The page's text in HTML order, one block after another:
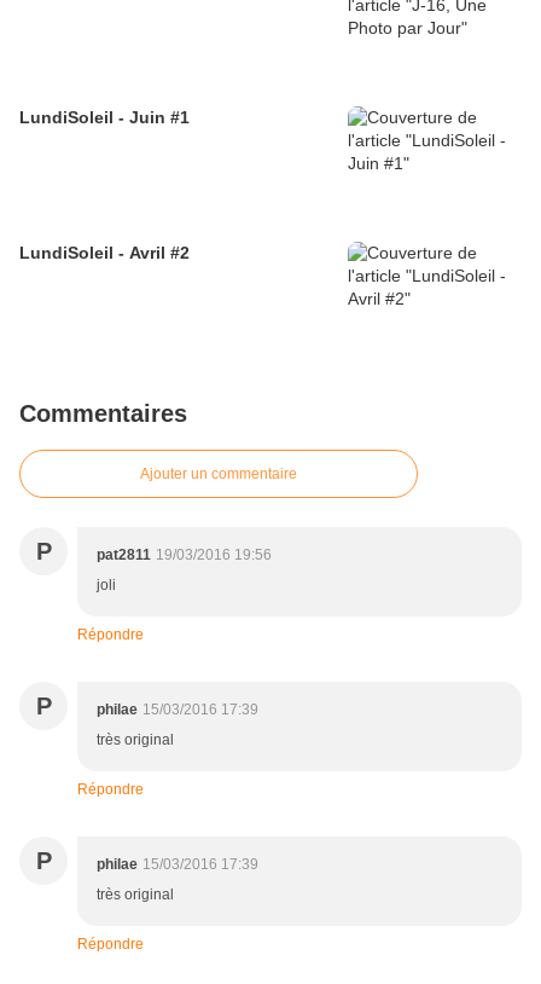
LundiSoleil - Juin #1
LundiSoleil - Avril #2
Commentaires
Ajouter un commentaire
P pat2811 19/03/2016 19:56
joli
Répondre
P philae 15/03/2016 17:39
très original
Répondre
P philae 15/03/2016 17:39
très original
Répondre